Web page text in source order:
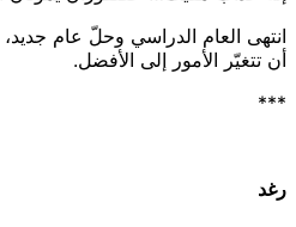
انتهى العام الدراسي وحلّ عام
أن تتغيّر الأمور إلى الأفضل.
***
رغد